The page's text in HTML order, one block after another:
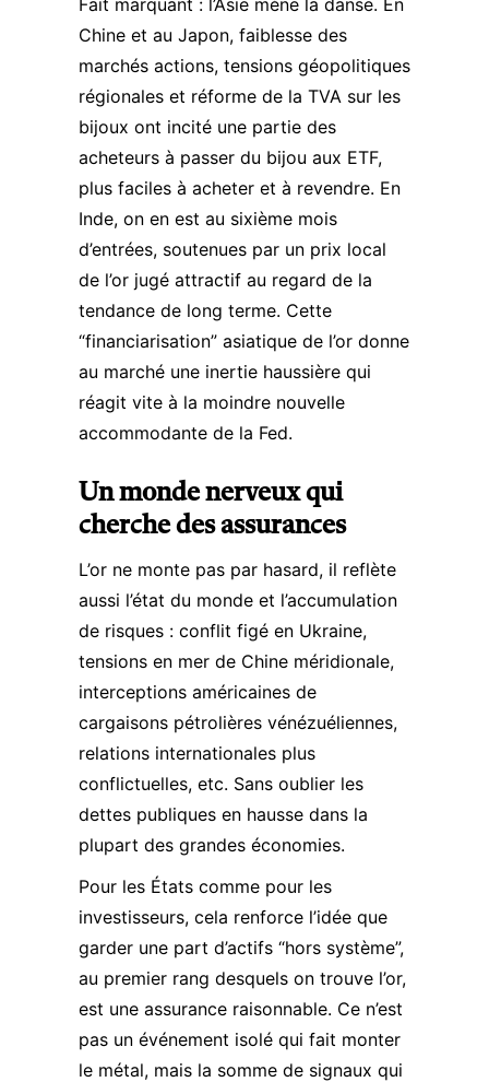
Fait marquant : l’Asie mène la danse. En
Chine et au Japon, faiblesse des
marchés actions, tensions géopolitiques
régionales et réforme de la TVA sur les
bijoux ont incité une partie des
acheteurs à passer du bijou aux ETF,
plus faciles à acheter et à revendre. En
Inde, on en est au sixième mois
d’entrées, soutenues par un prix local
de l’or jugé attractif au regard de la
tendance de long terme. Cette
“financiarisation” asiatique de l’or donne
au marché une inertie haussière qui
réagit vite à la moindre nouvelle
accommodante de la Fed.​
Un monde nerveux qui
cherche des assurances
L’or ne monte pas par hasard, il reflète
aussi l’état du monde et l’accumulation
de risques : conflit figé en Ukraine,
tensions en mer de Chine méridionale,
interceptions américaines de
cargaisons pétrolières vénézuéliennes,
relations internationales plus
conflictuelles, etc. Sans oublier les
dettes publiques en hausse dans la
plupart des grandes économies.​
Pour les États comme pour les
investisseurs, cela renforce l’idée que
garder une part d’actifs “hors système”,
au premier rang desquels on trouve l’or,
est une assurance raisonnable. Ce n’est
pas un événement isolé qui fait monter
le métal, mais la somme de signaux qui